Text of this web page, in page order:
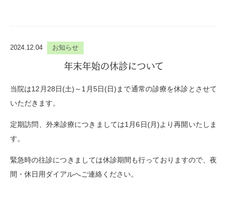
2024.12.04 お知らせ
年末年始の休診について
当院は12月28日(土)～1月5日(日)まで通常の診療を休診とさせて
いただきます。
定期訪問、外来診療につきましては1月6日(月)より再開いたしま
す。
緊急時の往診につきましては休診期間も行っておりますので、夜
間・休日用ダイアルへご連絡ください。